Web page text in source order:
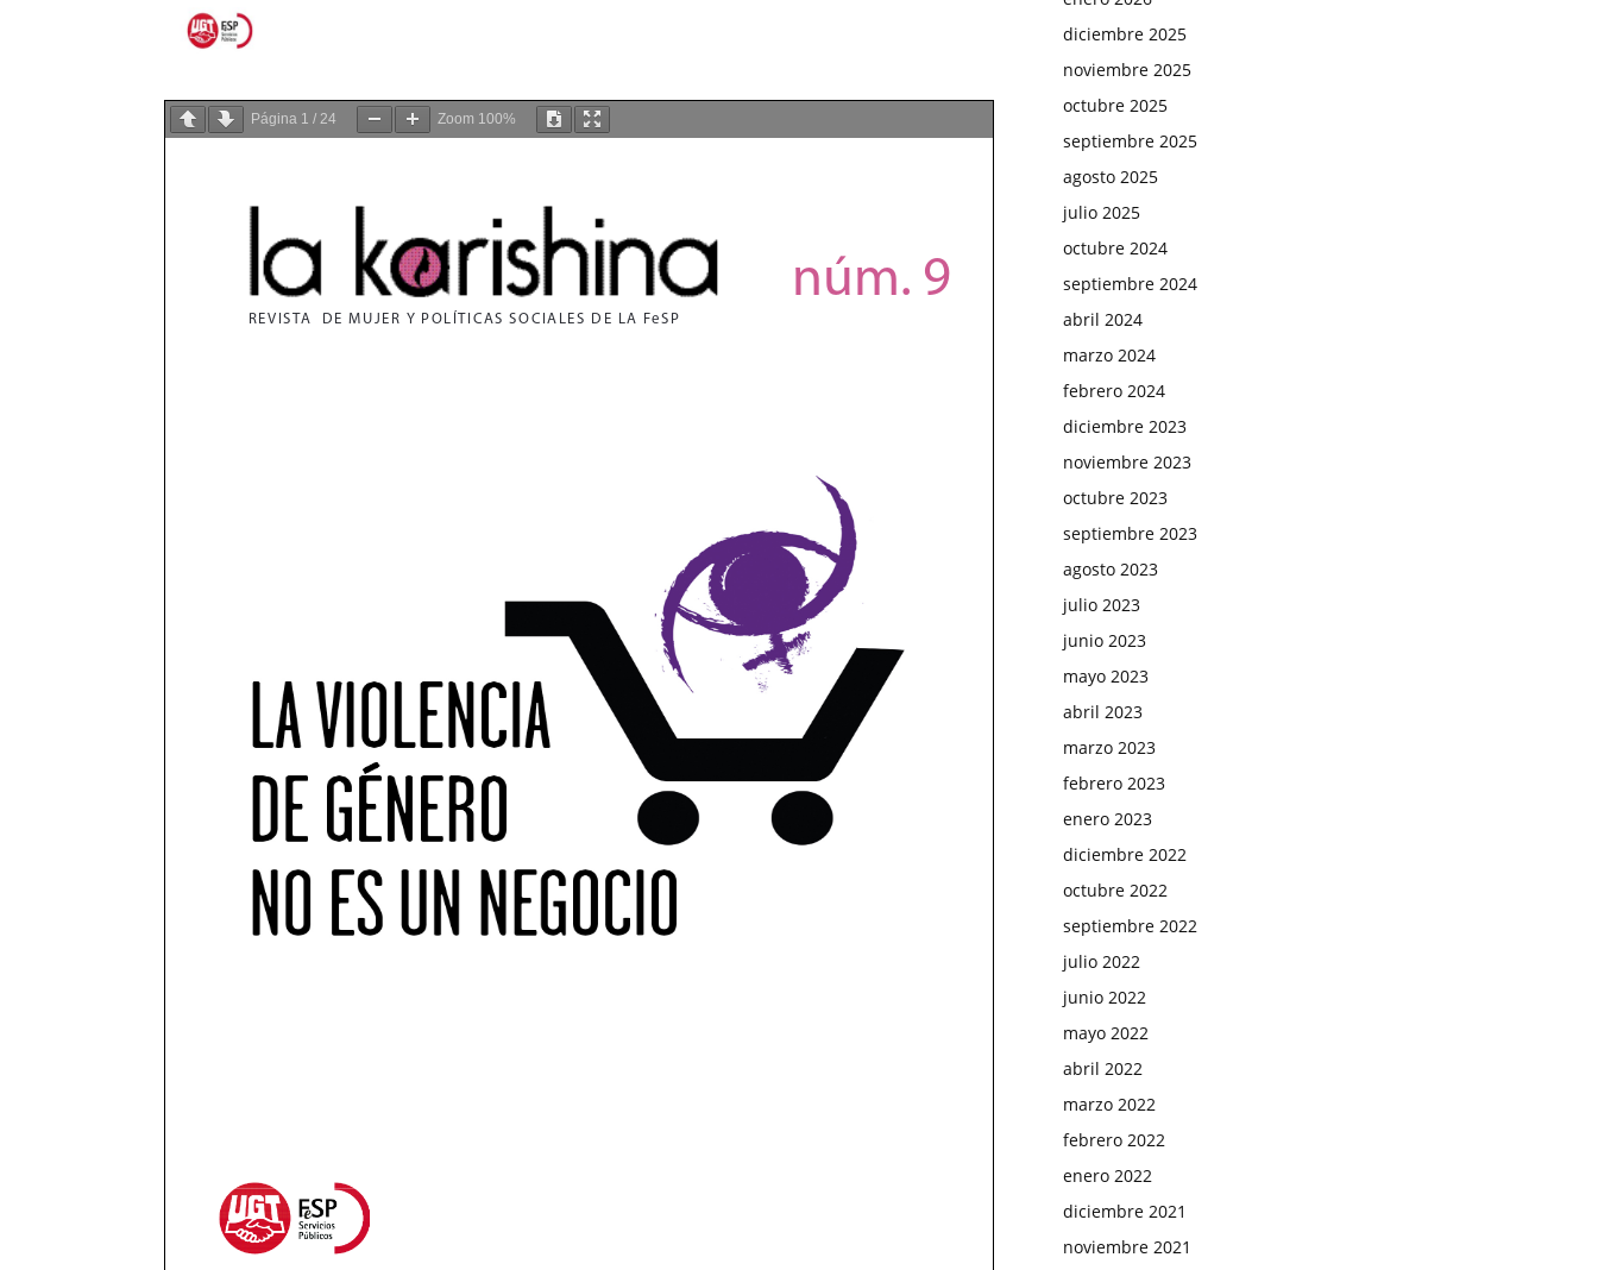
Página 1 / 24 Zoom 100%
diciembre 2025
noviembre 2025
octubre 2025
septiembre 2025
agosto 2025
julio 2025
octubre 2024
septiembre 2024
abril 2024
marzo 2024
febrero 2024
diciembre 2023
noviembre 2023
octubre 2023
septiembre 2023
agosto 2023
julio 2023
junio 2023
mayo 2023
abril 2023
marzo 2023
febrero 2023
enero 2023
diciembre 2022
octubre 2022
septiembre 2022
julio 2022
junio 2022
mayo 2022
abril 2022
marzo 2022
febrero 2022
enero 2022
diciembre 2021
noviembre 2021